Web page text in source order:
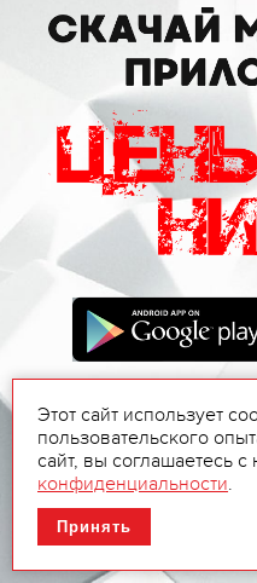
Этот сайт использует
пользовательского
сайт, вы соглашаетесь с
конфиденциальности.
Принять